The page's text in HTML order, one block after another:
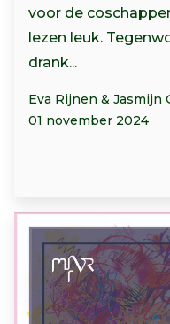
voor de
lezen leuk.
drank...
Eva Rijnen & Jasmijn
01 november 2024